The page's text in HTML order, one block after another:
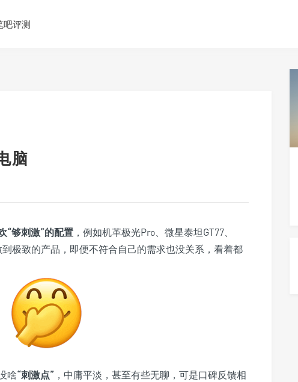
吧评测
脑
“够刺激”的配置 ，例如机革极光Pro、微星泰坦GT77、
极致的产品，即便不符合自己的需求也没关系，看着都
啥“刺激点” ，中庸平淡，甚至有些无聊，可是口碑反馈相